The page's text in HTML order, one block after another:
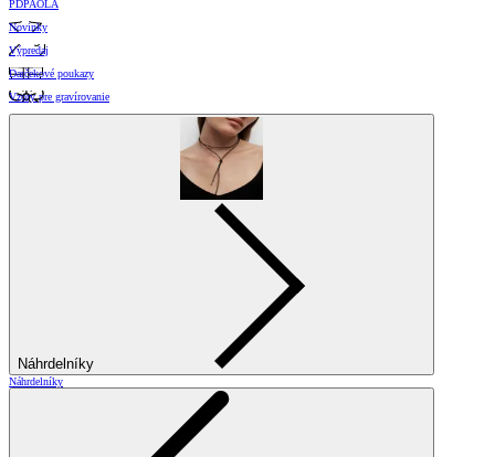
PDPAOLA
Novinky
Výpredaj
Darčekové poukazy
Vzory pre gravírovanie
Náhrdelníky
Náhrdelníky